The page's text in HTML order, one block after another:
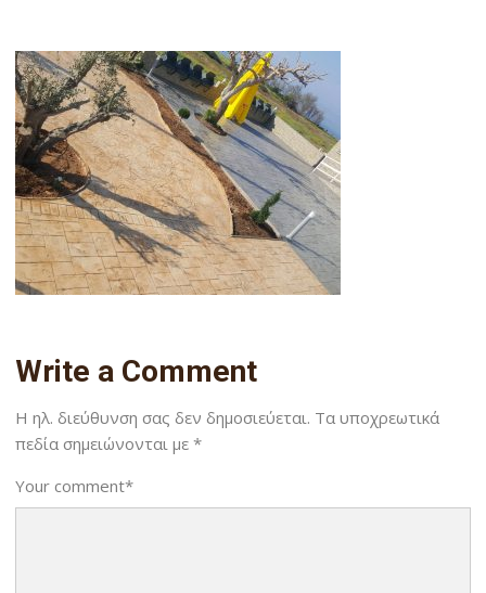
Write a Comment
Η ηλ. διεύθυνση σας δεν δημοσιεύεται. Τα υποχρεωτικά
πεδία σημειώνονται με*
Your comment*